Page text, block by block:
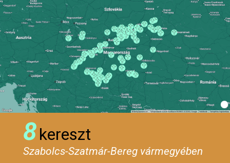
8kereszt
Szabolcs-Szatmár-Bereg vármegyében